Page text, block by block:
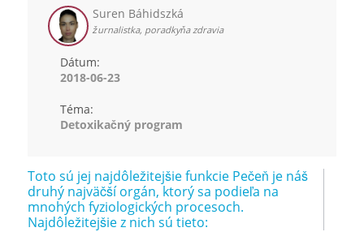
Suren Báhidszká
žurnalistka, poradkyňa zdravia
Dátum:
2018-06-23
Téma:
Detoxikačný program
Toto sú jej najdôležitejšie funkcie Pečeň je náš
druhý najväčší orgán, ktorý sa podieľa na
mnohých fyziologických procesoch.
Najdôležitejšie z nich sú tieto: